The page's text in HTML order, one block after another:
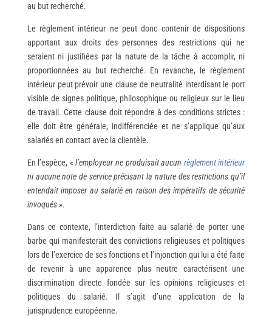
au but recherché.
Le règlement intérieur ne peut donc contenir de dispositions
apportant aux droits des personnes des restrictions qui ne
seraient ni justifiées par la nature de la tâche à accomplir, ni
proportionnées au but recherché. En revanche, le règlement
intérieur peut prévoir une clause de neutralité interdisant le port
visible de signes politique, philosophique ou religieux sur le lieu
de travail. Cette clause doit répondre à des conditions strictes :
elle doit être générale, indifférenciée et ne s’applique qu’aux
salariés en contact avec la clientèle.
En l’espèce, «l’employeur ne produisait aucun règlement intérieur
ni aucune note de service précisant la nature des restrictions qu’il
entendait imposer au salarié en raison des impératifs de sécurité
invoqués».
Dans ce contexte, l’interdiction faite au salarié de porter une
barbe qui manifesterait des convictions religieuses et politiques
lors de l’exercice de ses fonctions et l’injonction qui lui a été faite
de revenir à une apparence plus neutre caractérisent une
discrimination directe fondée sur les opinions religieuses et
politiques du salarié. Il s’agit d’une application de la
jurisprudence européenne.